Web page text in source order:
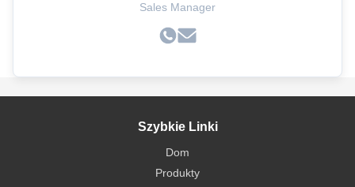
Sales Manager
Szybkie Linki
Dom
Produkty